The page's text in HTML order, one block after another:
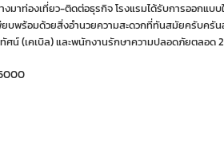
มาท่องเที่ยว-ติดต่อธุรกิจ โรงแรมได้รับการออกแบ
บพร้อมด้วยสิ่งอำนวยความสะดวกที่ทันสมัยครับครัน
ทัศน์ (เคเบิล) และพนักงานรักษาความปลอดภัยตลอด